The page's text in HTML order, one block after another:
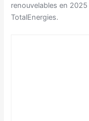
renouvelables en 2025
TotalEnergies.